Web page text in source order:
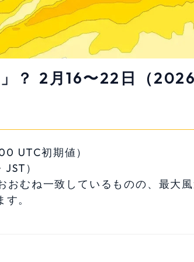
？ 2月16〜22日（
UTC初期値）
）
むね一致しているものの、最大
。